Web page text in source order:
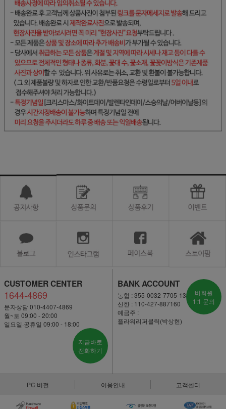
CUSTOMER CENTER
1644-4869
문자상담 010-4407-4869
월~토 09:00 - 20:00
일요일·공휴일 09:00 - 18:00
지금바로
전화하기
BANK ACCOUNT
농협 : 355-0032-7705-13
신한 : 110-427-887160
예금주 :
플라워리퍼블릭(박상현)
비회원
1:1 문의
PC 버전 이용안내 고객센터